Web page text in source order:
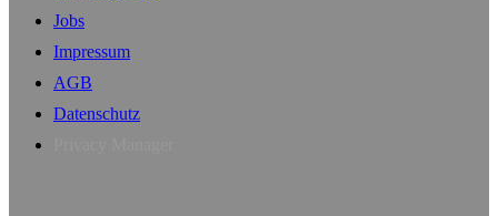
Jobs
Impressum
AGB
Datenschutz